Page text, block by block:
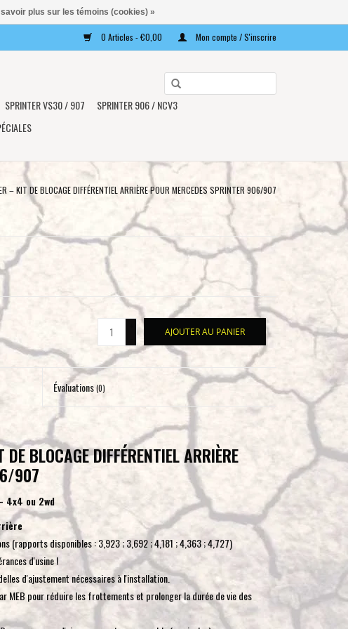
0 Articles - €0,00 Mon compte / S'inscrire
sélectionner
résultat
Entrée
pour
de
recherche
sélectionné.
Les
utilisateurs
d'appareils
tactiles
peuvent
de
gestes
tels
SPRINTER VS30 / 907
SPRINTER 906 / NCV3
– KIT DE BLOCAGE DIFFÉRENTIEL ARRIÈRE POUR MERCEDES SPRINTER 906/907
AJOUTER AU PANIER
Évaluations(0)
BLOCAGE DIFFÉRENTIEL ARRIÈRE
907
4x4 ou 2wd
(rapports disponibles : 3,923 ; 3,692 ; 4,181 ; 4,363 ; 4,727)
d'usine !
d'ajustement nécessaires à l'installation.
MEB pour réduire les frottements et prolonger la durée de vie des
savoir plus sur les témoins (cookies) »